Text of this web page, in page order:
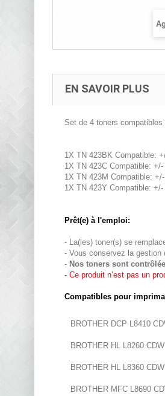
EN SAVOIR PLUS
Set de 4 toners
1X TN 423BK Compatible:
1X TN 423C Compatible: +/-
1X TN 423M Compatible:
1X TN 423Y Compatible: +/-
Prêt(e) à l'emploi:
- La(les) toner(s) se
- Vous conservez la gestion
- Nos toners sont
- Ce produit n’est pas un
Compatibles pour
BROTHER DCP L8410
BROTHER HL L8260 CDW
BROTHER HL L8360 CDW
BROTHER MFC L8690